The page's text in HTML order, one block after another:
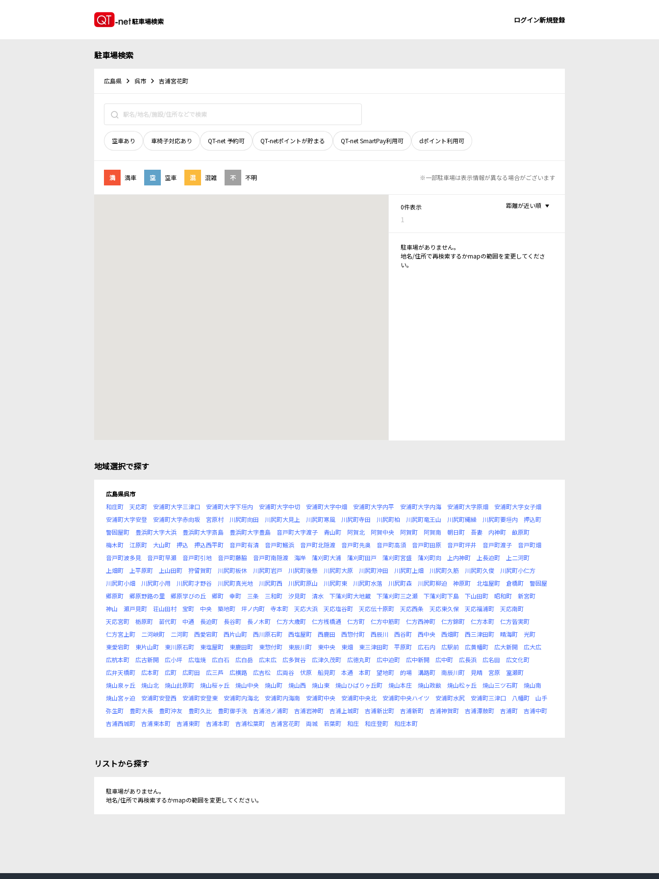
駐車場検索 ログイン新規登録
駐車場検索
広島県 呉市 吉浦宮花町
空車あり 車椅子対応あり QT-net 予約可 QT-netポイントが貯まる QT-net SmartPay利用可 dポイント利用可
満 満車 空 空車 混 混雑 不 不明 ※一部駐車場は表示情報が異なる場合がございます
0件表示
1
距離が近い順
駐車場がありません。
地名/住所で再検索するかmapの範囲を変更してくださ
い。
地域選択で探す
広島県呉市
和庄町
天応町 安浦町大字三津口 安浦町大字下垣内 安浦町大字中切 安浦町大字中畑 安浦町大字内平 安浦町大字内海 安浦町大字原畑
安浦町大字女子畑
安浦町大字安登
安浦町大字赤向坂 宮原村 川尻町向田 川尻町大見上 川尻町寒風 川尻町寺田 川尻町柏 川尻町竜王山 川尻町縄繰 川尻町要垣内
押込町
警固屋町
豊浜町大字大浜 豊浜町大字斎島 豊浜町大字豊島 音戸町大字渡子 青山町 阿賀北 阿賀中央 阿賀町 阿賀南 朝日町 吾妻 内神町
畝原町
梅木町
江原町 大山町 押込 押込西平町 音戸町有清 音戸町鰯浜 音戸町北隠渡 音戸町先奥 音戸町高須 音戸町田原 音戸町坪井 音戸町渡子
音戸町畑
音戸町波多見
音戸町早瀬 音戸町引地 音戸町藤脇 音戸町南隠渡 海岸 蒲刈町大浦 蒲刈町田戸 蒲刈町宮盛 蒲刈町向 上内神町 上長迫町
上二河町
上畑町
上平原町 上山田町 狩留賀町 川尻町板休 川尻町岩戸 川尻町後懸 川尻町大原 川尻町沖田 川尻町上畑 川尻町久筋 川尻町久俊
川尻町小仁方
川尻町小畑
川尻町小用 川尻町才野谷 川尻町真光地 川尻町西 川尻町原山 川尻町東 川尻町水落 川尻町森 川尻町柳迫 神原町 北塩屋町 倉橋町
警固屋
郷原町
郷原野路の里 郷原学びの丘 郷町 幸町 三条 三和町 汐見町 清水 下蒲刈町大地蔵 下蒲刈町三之瀬 下蒲刈町下島 下山田町 昭和町
新宮町
神山
瀬戸見町 荘山田村 宝町 中央 築地町 坪ノ内町 寺本町 天応大浜 天応塩谷町 天応伝十原町 天応西条 天応東久保 天応福浦町
天応南町
天応宮町
栃原町 苗代町 中通 長迫町 長谷町 長ノ木町 仁方大歳町 仁方桟橋通 仁方町 仁方中筋町 仁方西神町 仁方錦町 仁方本町
仁方皆実町
仁方宮上町
二河峡町 二河町 西愛宕町 西片山町 西川原石町 西塩屋町 西鹿田 西惣付町 西辰川 西谷町 西中央 西畑町 西三津田町 晴海町
光町
東愛宕町
東片山町 東川原石町 東塩屋町 東鹿田町 東惣付町 東辰川町 東中央 東畑 東三津田町 平原町 広石内 広駅前 広黄幡町 広大新開
広大広
広杭本町
広古新開 広小坪 広塩焼 広白石 広白岳 広末広 広多賀谷 広津久茂町 広徳丸町 広中迫町 広中新開 広中町 広長浜 広名田
広文化町
広弁天橋町
広本町 広町 広町田 広三芦 広横路 広吉松 広両谷 伏原 船見町 本通 本町 望地町 的場 溝路町 南辰川町 見晴 宮原
室瀬町
焼山泉ヶ丘
焼山北 焼山此原町 焼山桜ヶ丘 焼山中央 焼山町 焼山西 焼山東 焼山ひばりヶ丘町 焼山本庄 焼山政畝 焼山松ヶ丘 焼山三ツ石町
焼山南
焼山宮ヶ迫
安浦町安登西 安浦町安登東 安浦町内海北 安浦町内海南 安浦町中央 安浦町中央北 安浦町中央ハイツ 安浦町水尻 安浦町三津口 八幡町
山手
弥生町
豊町大長 豊町沖友 豊町久比 豊町御手洗 吉浦池ノ浦町 吉浦岩神町 吉浦上城町 吉浦新出町 吉浦新町 吉浦神賀町 吉浦潭鼓町 吉浦町
吉浦中町
吉浦西城町
吉浦東本町 吉浦東町 吉浦本町 吉浦松葉町 吉浦宮花町 両城 若葉町 和庄 和庄登町 和庄本町
リストから探す
駐車場がありません。
地名/住所で再検索するかmapの範囲を変更してください。